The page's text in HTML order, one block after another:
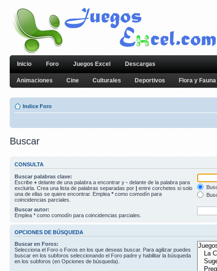
Inicio Foro Juegos Excel Descargas
Animaciones Cine Culturales Deportivos Flora y Fauna
Indice Foro
Buscar
CONSULTA
Buscar palabras clave:
Escribe + delante de una palabra a encontrar y - delante de la palabra para
excluirla. Crea una lista de palabras separadas por | entre corchetes si solo
una de ellas se quiere encontrar. Emplea * como comodín para
coincidencias parciales.
Buscar autor:
Emplea * como comodín para coincidencias parciales.
OPCIONES DE BÚSQUEDA
Buscar en Foros:
Selecciona el Foro o Foros en los que deseas buscar. Para agilizar puedes
buscar en los subforos seleccionando el Foro padre y habilitar la búsqueda
en los subforos (en Opciones de búsqueda).